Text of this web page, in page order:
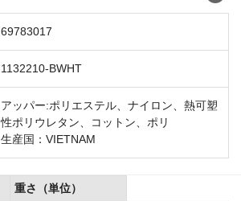
69783017
1132210-BWHT
アッパー:ポリエステル、ナイロン、熱可塑
性ポリウレタン、コットン、ポリ
生産国：VIETNAM
重さ（単位）